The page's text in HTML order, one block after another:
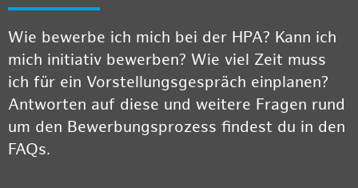
Wie bewerbe ich mich bei der HPA? Kann ich
mich initiativ bewerben? Wie viel Zeit muss
ich für ein Vorstellungsgespräch einplanen?
Antworten auf diese und weitere Fragen rund
um den Bewerbungsprozess findest du in den
FAQs.